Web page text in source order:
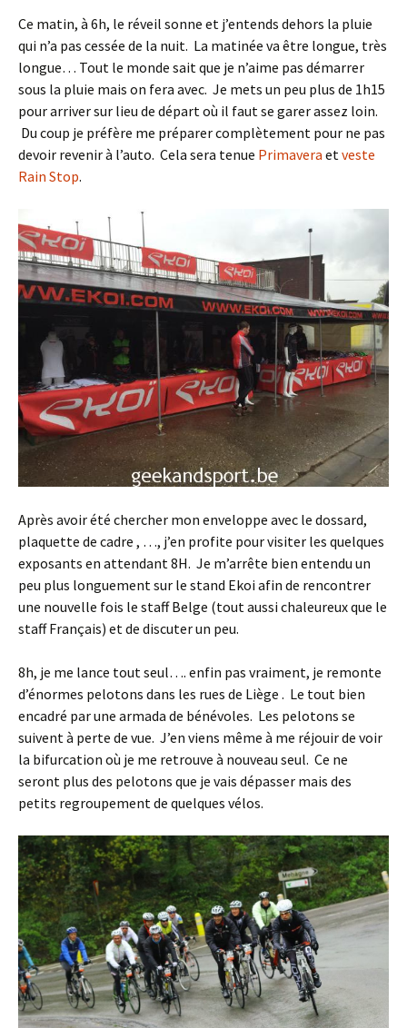
Ce matin, à 6h, le réveil sonne et j’entends dehors la pluie
qui n’a pas cessée de la nuit. La matinée va être longue, très
longue… Tout le monde sait que je n’aime pas démarrer
sous la pluie mais on fera avec. Je mets un peu plus de 1h15
pour arriver sur lieu de départ où il faut se garer assez loin.
Du coup je préfère me préparer complètement pour ne pas
devoir revenir à l’auto. Cela sera tenue Primavera et veste
Rain Stop.
Après avoir été chercher mon enveloppe avec le dossard,
plaquette de cadre , …, j’en profite pour visiter les quelques
exposants en attendant 8H. Je m’arrête bien entendu un
peu plus longuement sur le stand Ekoi afin de rencontrer
une nouvelle fois le staff Belge (tout aussi chaleureux que le
staff Français) et de discuter un peu.
8h, je me lance tout seul…. enfin pas vraiment, je remonte
d’énormes pelotons dans les rues de Liège . Le tout bien
encadré par une armada de bénévoles. Les pelotons se
suivent à perte de vue. J’en viens même à me réjouir de voir
la bifurcation où je me retrouve à nouveau seul. Ce ne
seront plus des pelotons que je vais dépasser mais des
petits regroupement de quelques vélos.